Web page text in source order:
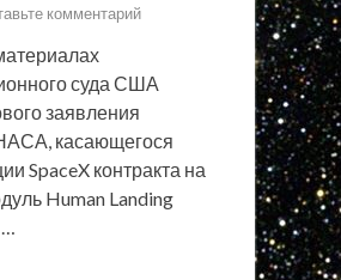
комментарий
суда США
заявления
касающегося
SpaceX контракта на
Human Landing
…